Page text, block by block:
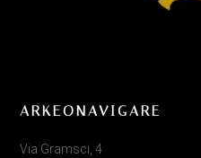
ARKEONAVIGARE
Via Gramsci, 4